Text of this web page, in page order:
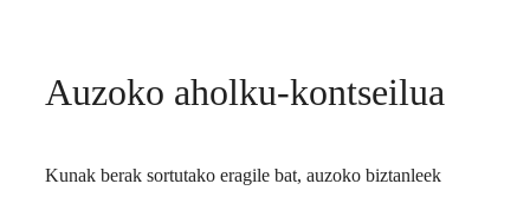
Auzoko aholku-kontseilua
Kunak berak sortutako eragile bat, auzoko biztanleek